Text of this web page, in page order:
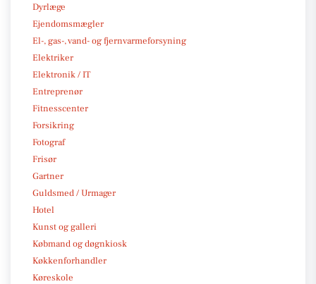
Dyrlæge
Ejendomsmægler
El-, gas-, vand- og fjernvarmeforsyning
Elektriker
Elektronik / IT
Entreprenør
Fitnesscenter
Forsikring
Fotograf
Frisør
Gartner
Guldsmed / Urmager
Hotel
Kunst og galleri
Købmand og døgnkiosk
Køkkenforhandler
Køreskole